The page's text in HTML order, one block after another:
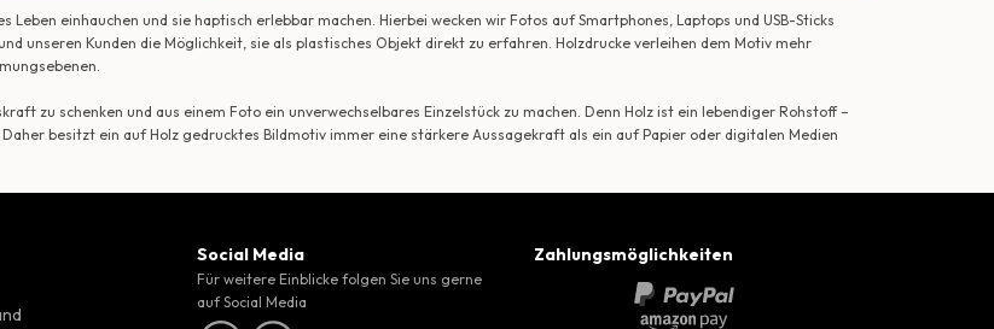
einhauchen und sie haptisch erlebbar machen. Hierbei wecken wir Fotos auf Smartphones, Laptops und USB-Sticks
unseren Kunden die Möglichkeit, sie als plastisches Objekt direkt zu erfahren. Holzdrucke verleihen dem Motiv mehr
zu schenken und aus einem Foto ein unverwechselbares Einzelstück zu machen. Denn Holz ist ein lebendiger Rohstoff –
besitzt ein auf Holz gedrucktes Bildmotiv immer eine stärkere Aussagekraft als ein auf Papier oder digitalen Medien
Social Media
Für weitere Einblicke folgen Sie uns gerne
auf Social Media
Zahlungsmöglichkeiten